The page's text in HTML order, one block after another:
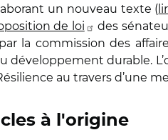
un nouveau texte (
de loi
des
la commission des
développement durable.
au travers d’une
à l'origine